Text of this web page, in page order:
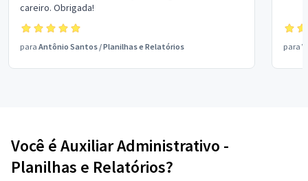
careiro. Obrigada!
para Antônio Santos /Planilhas e Relatórios para
Você é Auxiliar Administrativo -
Planilhas e Relatórios?